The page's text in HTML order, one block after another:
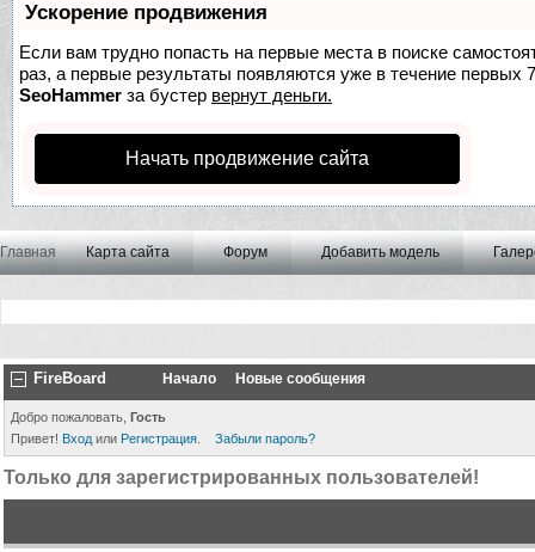
Ускорение продвижения
Если вам трудно попасть на первые места в поиске
раз, а первые результаты появляются уже в течение первых
SeoHammer за бустер вернут деньги.
Начать продвижение сайта
Главная Карта сайта Форум Добавить модель
FireBoard Начало Новые сообщения
Добро пожаловать, Гость
Привет! Вход или Регистрация Забыли пароль?
Только для зарегистрированных пользователей!